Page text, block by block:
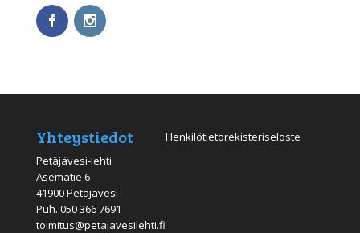
Yhteystiedot
Petäjävesi-lehti
Asematie 6
41900 Petäjävesi
Puh. 050 366 7691
toimitus@petajavesilehti.fi
Henkilötietorekisteriseloste